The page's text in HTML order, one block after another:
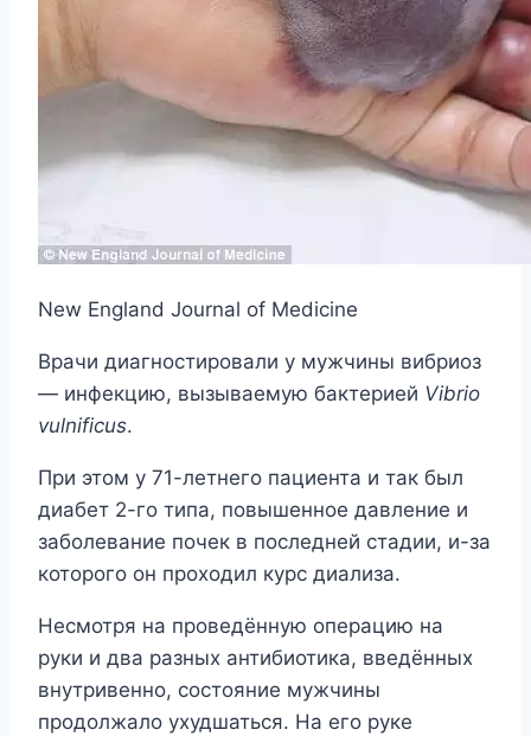
New England Journal of Medicine
Врачи диагностировали у мужчины вибриоз
— инфекцию, вызываемую бактерией Vibrio
vulnificus.
При этом у 71-летнего пациента и так был
диабет 2-го типа, повышенное давление и
заболевание почек в последней стадии, и-за
которого он проходил курс диализа.
Несмотря на проведённую операцию на
руки и два разных антибиотика, введённых
внутривенно, состояние мужчины
продолжало ухудшаться. На его руке